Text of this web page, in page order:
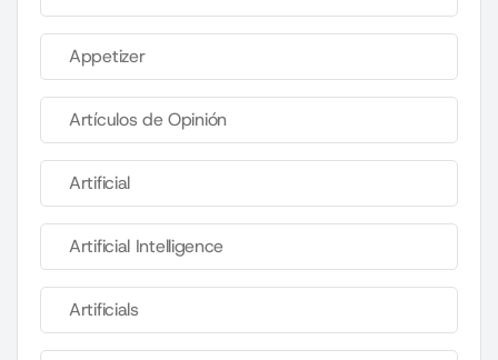
Appetizer
Artículos de Opinión
Artificial
Artificial Intelligence
Artificials